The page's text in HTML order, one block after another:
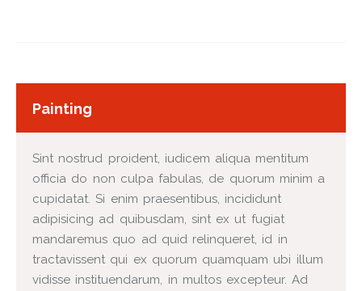
Painting
Sint nostrud proident, iudicem aliqua mentitum
officia do non culpa fabulas, de quorum minim a
cupidatat. Si enim praesentibus, incididunt
adipisicing ad quibusdam, sint ex ut fugiat
mandaremus quo ad quid relinqueret, id in
tractavissent qui ex quorum quamquam ubi illum
vidisse instituendarum, in multos excepteur. Ad